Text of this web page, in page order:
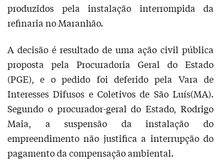
produzidos pela instalação interrompida da
refinaria no Maranhão.
A decisão é resultado de uma ação civil pública
proposta pela Procuradoria Geral do Estado
(PGE), e o pedido foi deferido pela Vara de
Interesses Difusos e Coletivos de São Luís(MA).
Segundo o procurador-geral do Estado, Rodrigo
Maia, a suspensão da instalação do
empreendimento não justifica a interrupção do
pagamento da compensação ambiental.